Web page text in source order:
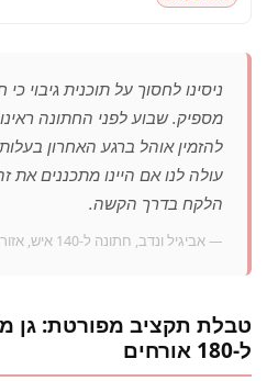
ניסינו לחסוך על תוכנית גיבוי
מספיק. שבוע לפני החתונה
להזמין אוהל ברגע האחרון
עולה לנו אם היינו מתכננים
הלקח בדרך הקשה.
— אביגיל ונדב, חתונה ל-140 איש, אזור ירושלים
טבלת תקציב מפורטת: גן
ל-180 אורחים